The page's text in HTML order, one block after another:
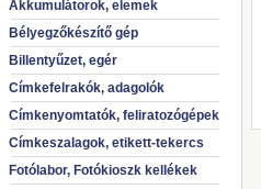
Akkumulátorok, elemek
Bélyegzőkészítő gép
Billentyűzet, egér
Címkefelrakók, adagolók
Címkenyomtatók, feliratozógépek
Címkeszalagok, etikett-tekercs
Fotólabor, Fotókioszk kellékek